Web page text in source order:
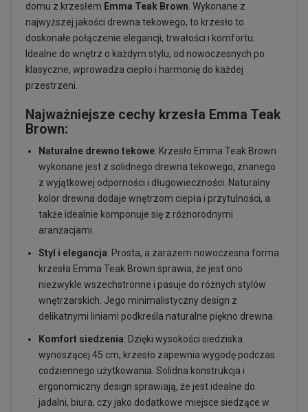
domu z krzesłem Emma Teak Brown . Wykonane z
najwyższej jakości drewna tekowego, to krzesło to
doskonałe połączenie elegancji, trwałości i komfortu.
Idealne do wnętrz o każdym stylu, od nowoczesnych po
klasyczne, wprowadza ciepło i harmonię do każdej
przestrzeni.
Najważniejsze cechy krzesła Emma Teak
Brown:
Naturalne drewno tekowe: Krzesło Emma Teak Brown
wykonane jest z solidnego drewna tekowego, znanego
z wyjątkowej odporności i długowieczności. Naturalny
kolor drewna dodaje wnętrzom ciepła i przytulności, a
także idealnie komponuje się z różnorodnymi
aranżacjami.
Styl i elegancja: Prosta, a zarazem nowoczesna forma
krzesła Emma Teak Brown sprawia, że jest ono
niezwykle wszechstronne i pasuje do różnych stylów
wnętrzarskich. Jego minimalistyczny design z
delikatnymi liniami podkreśla naturalne piękno drewna.
Komfort siedzenia: Dzięki wysokości siedziska
wynoszącej 45 cm, krzesło zapewnia wygodę podczas
codziennego użytkowania. Solidna konstrukcja i
ergonomiczny design sprawiają, że jest idealne do
jadalni, biura, czy jako dodatkowe miejsce siedzące w